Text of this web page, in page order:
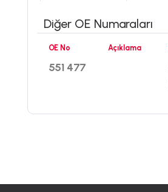
Diğer OE Numaraları
OE No
551 477
Açıklama